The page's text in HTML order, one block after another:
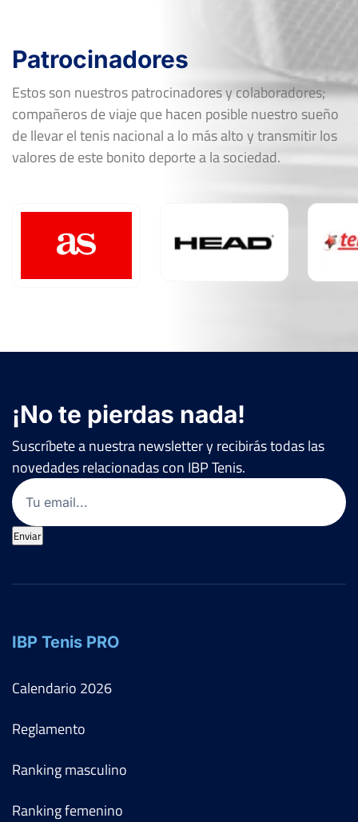
Patrocinadores
Estos son nuestros patrocinadores y colaboradores;
compañeros de viaje que hacen posible nuestro sueño
de llevar el tenis nacional a lo más alto y transmitir los
valores de este bonito deporte a la sociedad.
¡No te pierdas nada!
Suscríbete a nuestra newsletter y recibirás todas las
novedades relacionadas con IBP Tenis.
Email
Enviar
IBP Tenis PRO
Calendario 2026
Reglamento
Ranking masculino
Ranking femenino